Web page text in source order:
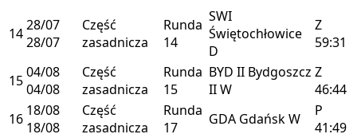
1428/07
28/07
Część
zasadnicza
Runda
14
SWI
Świętochłowice
D
Z
59:31
1504/08
04/08
Część
zasadnicza
Runda
15
BYD II Bydgoszcz
IIW
Z
46:44
16 18/08
18/08
Część
zasadnicza
Runda
17
GDA GdańskW
P
41:49